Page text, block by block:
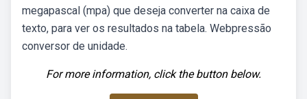
megapascal (mpa) que deseja converter na caixa de
texto, para ver os resultados na tabela. Webpressão
conversor de unidade.
For more information, click the button below.